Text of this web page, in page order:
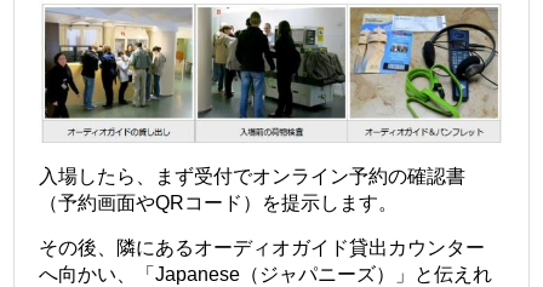
入場したら、まず受付でオンライン予約の確認書
（予約画面やQRコード）を提示します。
その後、隣にあるオーディオガイド貸出カウンター
へ向かい、「Japanese（ジャパニーズ）」と伝えれ